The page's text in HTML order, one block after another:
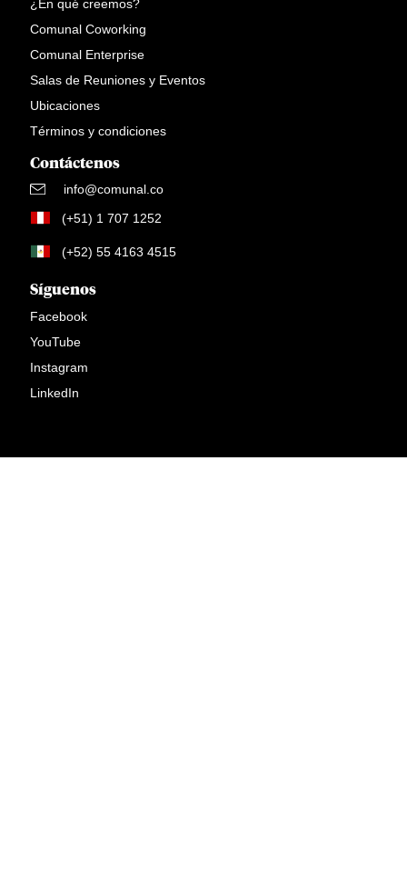
¿En qué creemos?
Comunal Coworking
Comunal Enterprise
Salas de Reuniones y Eventos
Ubicaciones
Términos y condiciones
Contáctenos
info@comunal.co
(+51) 1 707 1252
(+52) 55 4163 4515
Síguenos
Facebook
YouTube
Instagram
LinkedIn